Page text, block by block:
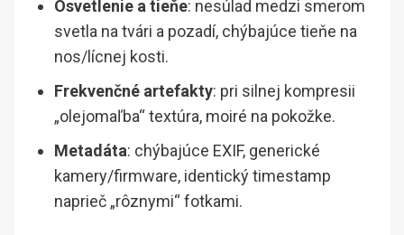
Osvetlenie a tieňe: nesúlad medzi smerom
svetla na tvári a pozadí, chýbajúce tieňe na
nos/lícnej kosti.
Frekvenčné artefakty: pri silnej kompresii
„olejomaľba“ textúra, moiré na pokožke.
Metadáta: chýbajúce EXIF, generické
kamery/firmware, identický timestamp
naprieč „rôznymi“ fotkami.